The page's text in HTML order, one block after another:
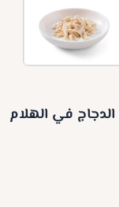
في الهلام